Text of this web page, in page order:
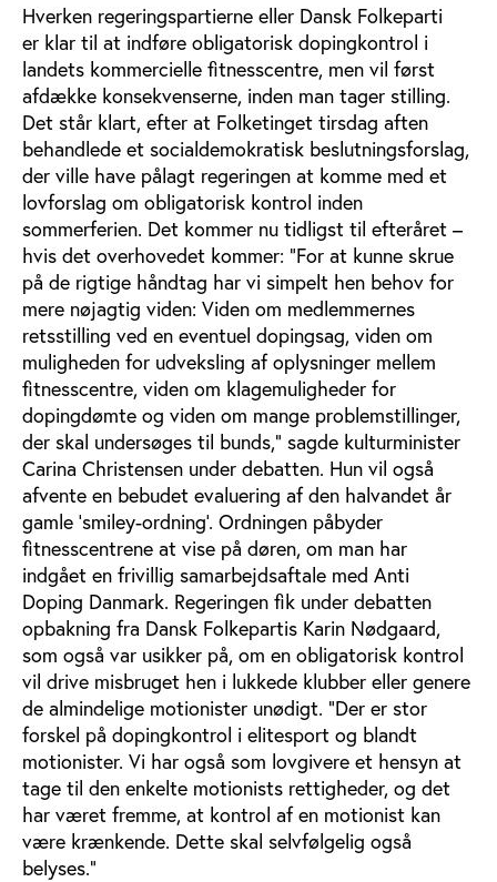
Hverken regeringspartierne eller Dansk Folkeparti
er klar til at indføre obligatorisk dopingkontrol i
landets kommercielle fitnesscentre, men vil først
afdække konsekvenserne, inden man tager stilling.
Det står klart, efter at Folketinget tirsdag aften
behandlede et socialdemokratisk beslutningsforslag,
der ville have pålagt regeringen at komme med et
lovforslag om obligatorisk kontrol inden
sommerferien. Det kommer nu tidligst til efteråret –
hvis det overhovedet kommer: ”For at kunne skrue
på de rigtige håndtag har vi simpelt hen behov for
mere nøjagtig viden: Viden om medlemmernes
retsstilling ved en eventuel dopingsag, viden om
muligheden for udveksling af oplysninger mellem
fitnesscentre, viden om klagemuligheder for
dopingdømte og viden om mange problemstillinger,
der skal undersøges til bunds,” sagde kulturminister
Carina Christensen under debatten. Hun vil også
afvente en bebudet evaluering af den halvandet år
gamle ’smiley-ordning’. Ordningen påbyder
fitnesscentrene at vise på døren, om man har
indgået en frivillig samarbejdsaftale med Anti
Doping Danmark. Regeringen fik under debatten
opbakning fra Dansk Folkepartis Karin Nødgaard,
som også var usikker på, om en obligatorisk kontrol
vil drive misbruget hen i lukkede klubber eller genere
de almindelige motionister unødigt. ”Der er stor
forskel på dopingkontrol i elitesport og blandt
motionister. Vi har også som lovgivere et hensyn at
tage til den enkelte motionists rettigheder, og det
har været fremme, at kontrol af en motionist kan
være krænkende. Dette skal selvfølgelig også
belyses.”